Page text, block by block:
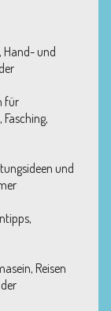
Hand- und
für
und
Reisen